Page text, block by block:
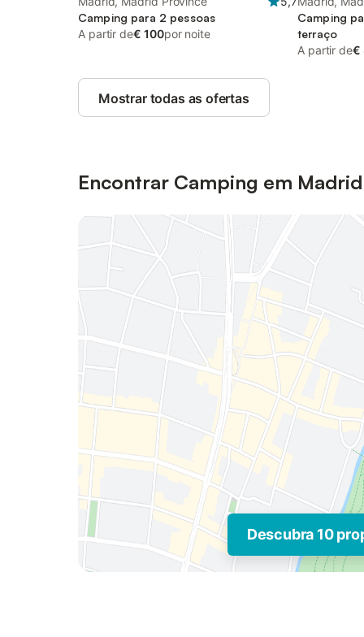
Camping para 2 pessoas
A partir de€ 100por noite
Camping
terraço
A partir de€
Mostrar todas as ofertas
Encontrar Camping em Madrid
Descubra 10